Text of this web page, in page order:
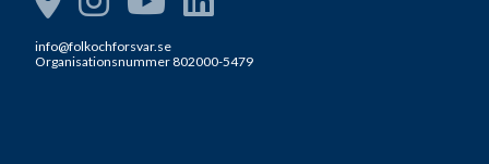
info@folkochforsvar.se
Organisationsnummer 802000-5479